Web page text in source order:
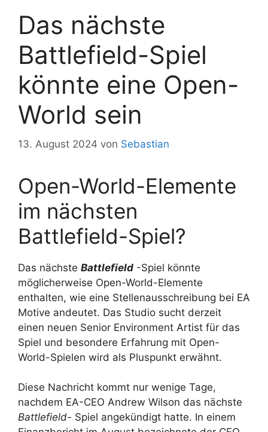
Das nächste
Battlefield-Spiel
könnte eine Open-
World sein
13. August 2024 von Sebastian
Open-World-Elemente
im nächsten
Battlefield-Spiel?
Das nächste Battlefield -Spiel könnte
möglicherweise Open-World-Elemente
enthalten, wie eine Stellenausschreibung bei EA
Motive andeutet. Das Studio sucht derzeit
einen neuen Senior Environment Artist für das
Spiel und besondere Erfahrung mit Open-
World-Spielen wird als Pluspunkt erwähnt.
Diese Nachricht kommt nur wenige Tage,
nachdem EA-CEO Andrew Wilson das nächste
Battlefield- Spiel angekündigt hatte. In einem